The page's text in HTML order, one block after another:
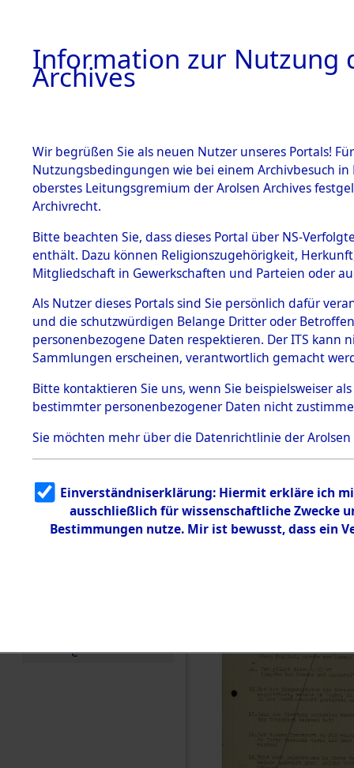
BESTÄNDE
1.
mente
5. Verschiedenes
5.3
Todesmärsche
5.3.1 Alliierte
Erhebungen
zu
Todesmärsch
en
5.3.2
g
5.3.3
Todesmärsch
e
von
Toter aus
Ort ihrer
0003
Information zur Nutzung
Archives
Wir begrüßen Sie als neuen Nutzer unseres Portals!
Nutzungsbedingungen wie bei einem Archivbesuch
oberstes Leitungsgremium der Arolsen Archives
Archivrecht.
Bitte beachten Sie, dass dieses Portal über NS-
enthält. Dazu können Religionszugehörigkeit,
Mitgliedschaft in Gewerkschaften und Parteien oder
Als Nutzer dieses Portals sind Sie persönlich dafür
und die schutzwürdigen Belange Dritter oder
personenbezogene Daten respektieren. Der ITS
Sammlungen erscheinen, verantwortlich gemacht
Bitte kontaktieren Sie uns, wenn Sie beispielsweiser
bestimmter personenbezogener Daten nicht
Sie möchten mehr über die Datenrichtlinie der Arolsen
Einverständniserklärung: Hiermit erkläre ich
ausschließlich für wissenschaftliche Zwecke
Bestimmungen nutze. Mir ist bewusst, dass ein